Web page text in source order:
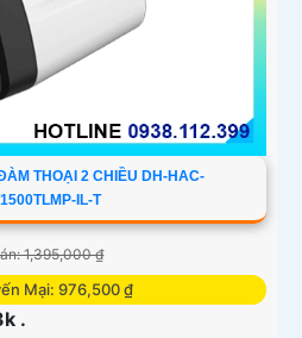
THOẠI 2 CHIỀU DH-HAC-
IL-T
1,395,000 ₫
Mại: 976,500 ₫
.